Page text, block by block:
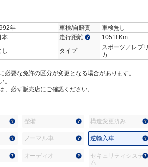
年 車検/自賠責
車検無し
本 走行距離
10518Km
し タイプ
スポーツ／レプリ
カ
要な免許の区分が変更となる場合があります。
。
必ず販売店にご確認ください。
整備 構造変更済み
ノーマル車 逆輸入車
オーディオ
セキュリティシステ
ム